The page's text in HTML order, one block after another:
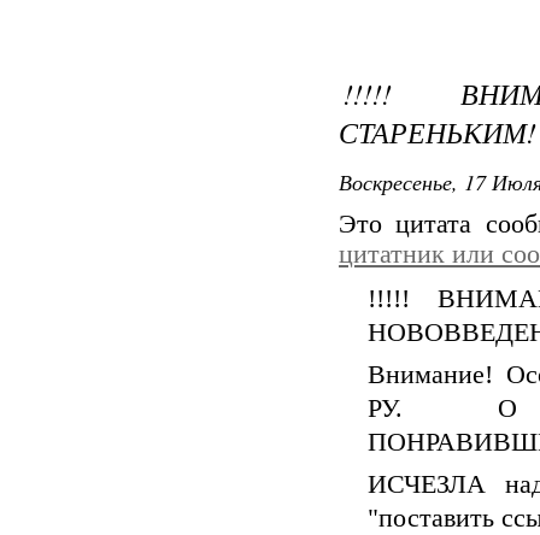
!!!!!
Воскресенье, 17
Это цитата
цитатник или
!!!!!
Внимание!
РУ. О
ИСЧЕЗЛА
"поставить